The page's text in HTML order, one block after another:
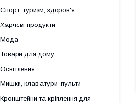
Спорт, туризм, здоров'я
Харчові продукти
Мода
Товари для дому
Освітлення
Мишки, клавіатури, пульти
Кронштейни та кріплення для